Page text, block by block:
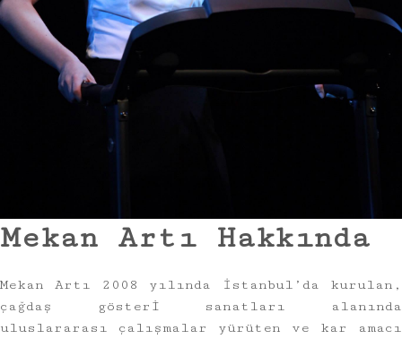
Mekan Artı Hakkında
Mekan Artı 2008 yılında İstanbul’da kurulan,
çağdaş gösteri sanatları alanında
uluslararası çalışmalar yürüten ve kar amacı